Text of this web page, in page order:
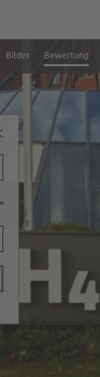
Bilder Bewertung